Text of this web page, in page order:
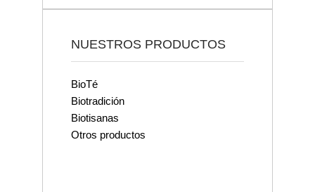
NUESTROS PRODUCTOS
BioTé
Biotradición
Biotisanas
Otros productos